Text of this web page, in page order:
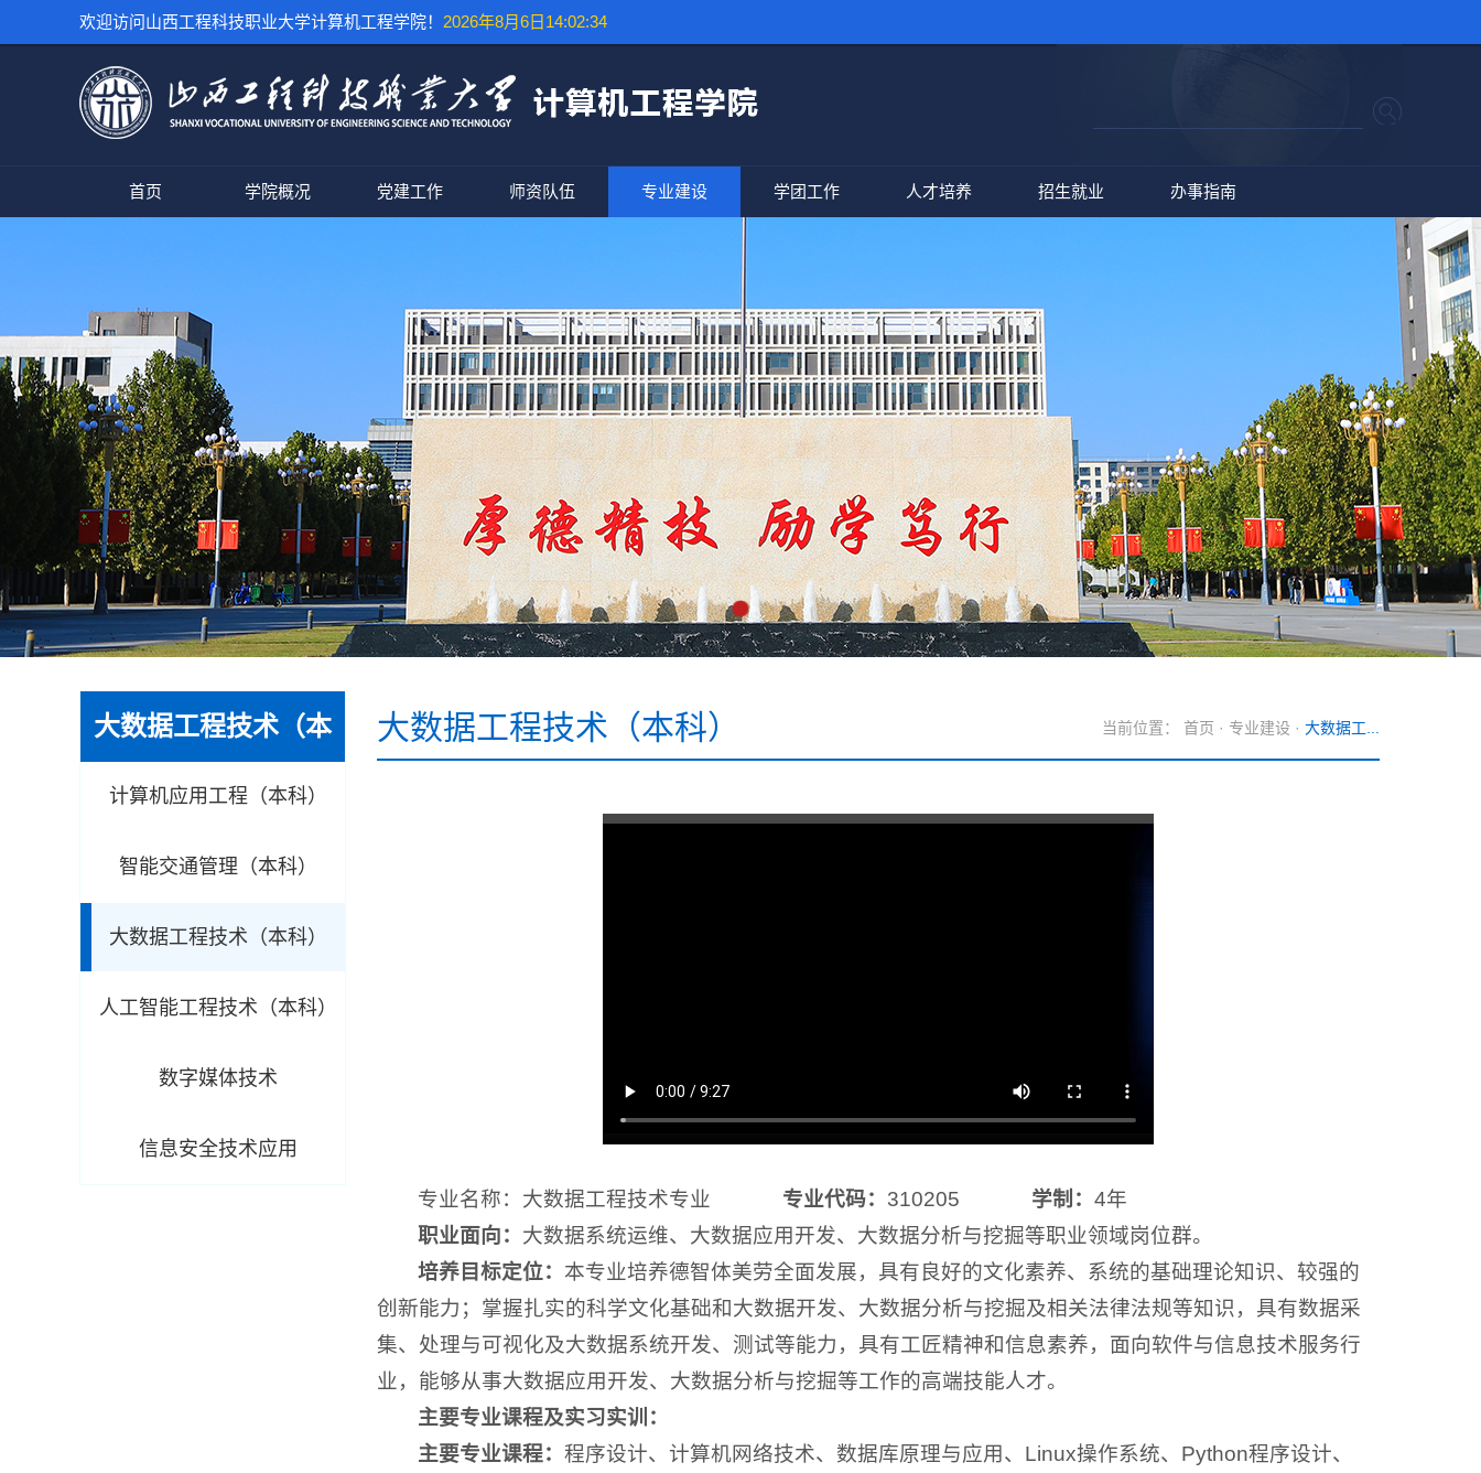
欢迎访问山西工程科技职业大学计算机工程学院！ 2026年8月6日14:02:35
首页 学院概况 党建工作 师资队伍 专业建设 学团工作 人才培养 招生就业 办事指南
大数据工程技术（本
科）
计算机应用工程（本科）
智能交通管理（本科）
大数据工程技术（本科）
人工智能工程技术（本科）
数字媒体技术
信息安全技术应用
当前位置： 首页 · 专业建设 · 大数据工...
大数据工程技术（本科）
专业名称：大数据工程技术专业 专业代码： 310205 学制：4年
职业面向： 大数据系统运维、大数据应用开发、大数据分析与挖掘等职业领域岗位群。
培养目标定位： 本专业培养德智体美劳全面发展，具有良好的文化素养、系统的基础理论知识、较强的
创新能力；掌握扎实的科学文化基础和大数据开发、大数据分析与挖掘及相关法律法规等知识，具有数据采
集、处理与可视化及大数据系统开发、测试等能力，具有工匠精神和信息素养，面向软件与信息技术服务行
业，能够从事大数据应用开发、大数据分析与挖掘等工作的高端技能人才。
主要专业课程及实习实训：
主要专业课程：程序设计、计算机网络技术、数据库原理与应用、Linux操作系统、Python程序设计、